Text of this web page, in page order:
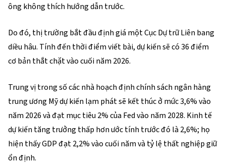
ông không thích hướng dẫn trước.
Do đó, thị trường bắt đầu định giá một Cục Dự trữ Liên bang
diều hâu. Tính đến thời điểm viết bài, dự kiến sẽ có 36 điểm
cơ bản thắt chặt vào cuối năm 2026.
Trung vị trong số các nhà hoạch định chính sách ngân hàng
trung ương Mỹ dự kiến lạm phát sẽ kết thúc ở mức 3,6% vào
năm 2026 và đạt mục tiêu 2% của Fed vào năm 2028. Kinh tế
dự kiến tăng trưởng thấp hơn ước tính trước đó là 2,6%; họ
hiện thấy GDP đạt 2,2% vào cuối năm và tỷ lệ thất nghiệp giữ
ổn định.